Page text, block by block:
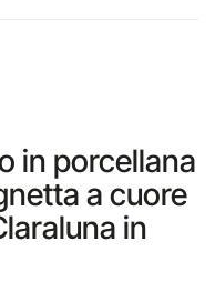
in porcellana
a cuore
in